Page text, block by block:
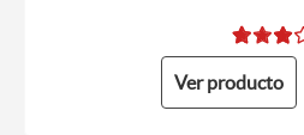
Ver producto